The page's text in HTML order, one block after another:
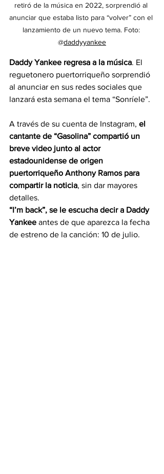
retiró de la música en 2022, sorprendió al
anunciar que estaba listo para “volver” con el
lanzamiento de un nuevo tema. Foto:
@daddyyankee
Daddy Yankee regresa a la música. El
reguetonero puertorriqueño sorprendió
al anunciar en sus redes sociales que
lanzará esta semana el tema “Sonríele”.
A través de su cuenta de Instagram, el
cantante de “Gasolina” compartió un
breve video junto al actor
estadounidense de origen
puertorriqueño Anthony Ramos para
compartir la noticia, sin dar mayores
detalles.
“I’m back”, se le escucha decir a Daddy
Yankee antes de que aparezca la fecha
de estreno de la canción: 10 de julio.